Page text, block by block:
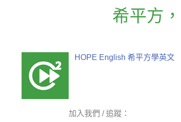
希平方 ，
HOPE English 希平方學英文
加入我們 / 追蹤：